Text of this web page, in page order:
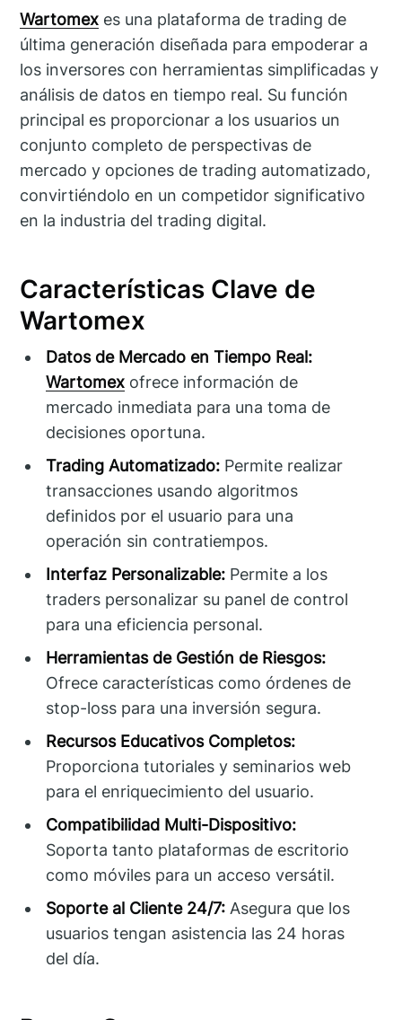
Wartomex es una plataforma de trading de
última generación diseñada para empoderar a
los inversores con herramientas simplificadas y
análisis de datos en tiempo real. Su función
principal es proporcionar a los usuarios un
conjunto completo de perspectivas de
mercado y opciones de trading automatizado,
convirtiéndolo en un competidor significativo
en la industria del trading digital.
Características Clave de
Wartomex
Datos de Mercado en Tiempo Real:
Wartomex ofrece información de
mercado inmediata para una toma de
decisiones oportuna.
Trading Automatizado: Permite realizar
transacciones usando algoritmos
definidos por el usuario para una
operación sin contratiempos.
Interfaz Personalizable: Permite a los
traders personalizar su panel de control
para una eficiencia personal.
Herramientas de Gestión de Riesgos:
Ofrece características como órdenes de
stop-loss para una inversión segura.
Recursos Educativos Completos:
Proporciona tutoriales y seminarios web
para el enriquecimiento del usuario.
Compatibilidad Multi-Dispositivo:
Soporta tanto plataformas de escritorio
como móviles para un acceso versátil.
Soporte al Cliente 24/7: Asegura que los
usuarios tengan asistencia las 24 horas
del día.